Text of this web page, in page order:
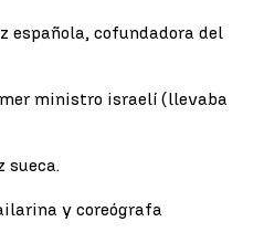
española, cofundadora del
ministro israelí (llevaba
sueca.
y coreógrafa